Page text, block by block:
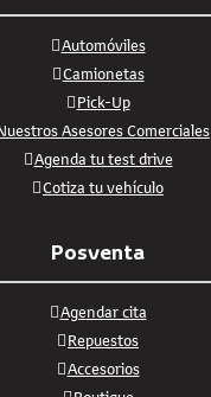
Automóviles
Camionetas
Pick-Up
Asesores Comerciales
Agenda tu test drive
Cotiza tu vehículo
Posventa
Agendar cita
Repuestos
Accesorios